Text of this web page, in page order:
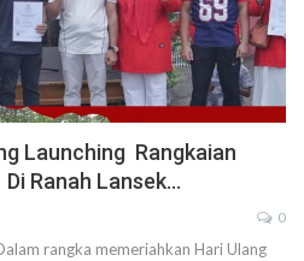
Launching Rangkaian
Ranah Lansek…
0
rangka memeriahkan Hari Ulang